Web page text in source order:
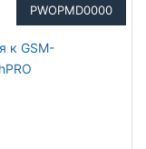
PWOPMD0000